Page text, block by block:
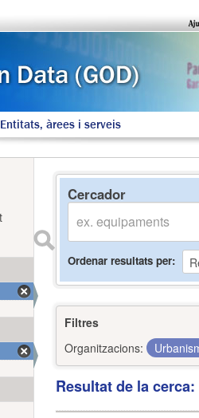
Entitats, àrees i serveis
Cercador
Ordenar resultats per
Filtres
Organitzacions:
Resultat de la